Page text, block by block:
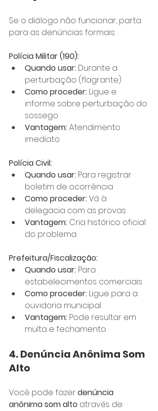
Se o diálogo não funcionar, parta
para as denúncias formais:
Polícia Militar (190):
Quando usar: Durante a
perturbação (flagrante)
Como proceder: Ligue e
informe sobre perturbação do
sossego
Vantagem: Atendimento
imediato
Polícia Civil:
Quando usar: Para registrar
boletim de ocorrência
Como proceder: Vá à
delegacia com as provas
Vantagem: Cria histórico oficial
do problema
Prefeitura/Fiscalização:
Quando usar: Para
estabelecimentos comerciais
Como proceder: Ligue para a
ouvidoria municipal
Vantagem: Pode resultar em
multa e fechamento
4. Denúncia Anônima Som
Alto
Você pode fazer denúncia
anônima som alto através de: